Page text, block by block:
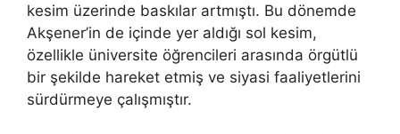
kesim üzerinde baskılar artmıştı. Bu dönemde
Akşener’in de içinde yer aldığı sol kesim,
özellikle üniversite öğrencileri arasında örgütlü
bir şekilde hareket etmiş ve siyasi faaliyetlerini
sürdürmeye çalışmıştır.